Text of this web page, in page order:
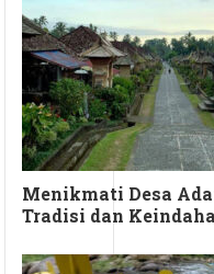
Menikmati Desa
Tradisi dan